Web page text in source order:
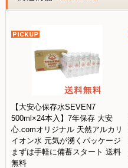
【大安心保存水SEVEN7
500ml×24本入】7年保存 大安
心.comオリジナル 天然アルカリ
イオン水 元気が湧くパッケージ
まずは手軽に備蓄スタート 送料
無料